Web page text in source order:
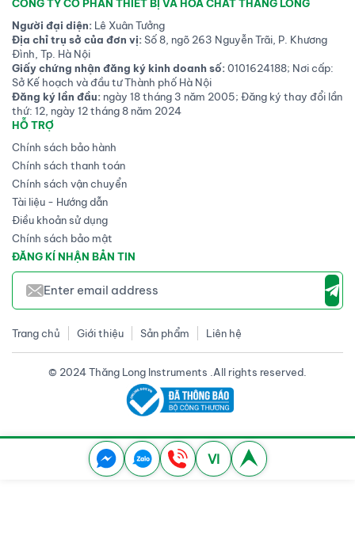
CÔNG TY CỔ PHẦN THIẾT BỊ VÀ HÓA CHẤT THĂNG LONG
Người đại diện: Lê Xuân Tưởng
Địa chỉ trụ sở của đơn vị:Số 8, ngõ 263 Nguyễn Trãi, P. Khương
Đình, Tp. Hà Nội
Giấy chứng nhận đăng ký kinh doanh số:0101624188; Nơi cấp:
Sở Kế hoạch và đầu tư Thành phố Hà Nội
Đăng ký lần đầu: ngày 18 tháng 3 năm 2005; Đăng ký thay đổi lần
thứ: 12, ngày 12 tháng 8 năm 2024
HỖ TRỢ
Chính sách bảo hành
Chính sách thanh toán
Chính sách vận chuyển
Tài liệu - Hướng dẫn
Điều khoản sử dụng
Chính sách bảo mật
ĐĂNG KÍ NHẬN BẢN TIN
Trang chủ Giới thiệu Sản phẩm Liên hệ
© 2024 Thăng Long Instruments .All rights reserved.
VI